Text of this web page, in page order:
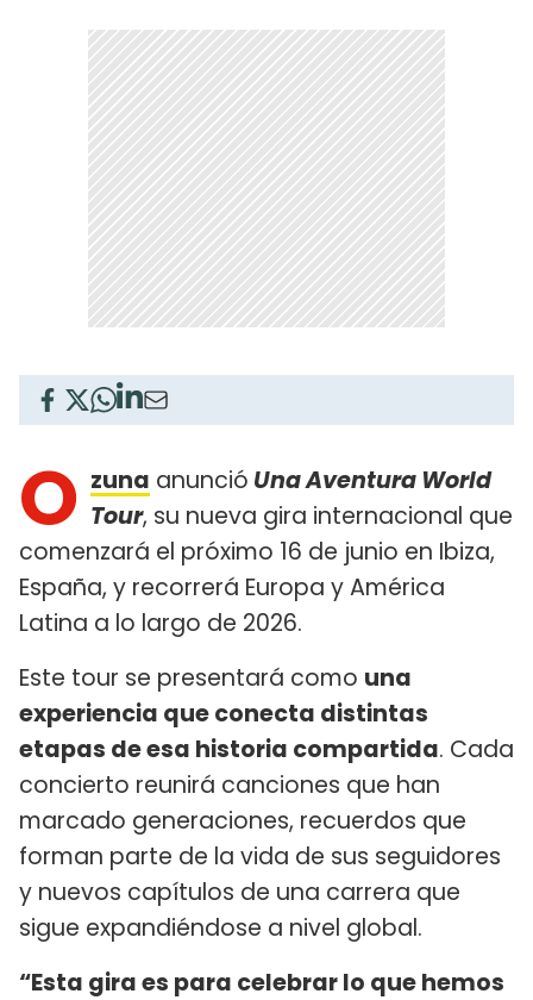
O zuna anunció Una Aventura World
Tour, su nueva gira internacional que
comenzará el próximo 16 de junio en Ibiza,
España, y recorrerá Europa y América
Latina a lo largo de 2026.
Este tour se presentará como una
experiencia que conecta distintas
etapas de esa historia compartida. Cada
concierto reunirá canciones que han
marcado generaciones, recuerdos que
forman parte de la vida de sus seguidores
y nuevos capítulos de una carrera que
sigue expandiéndose a nivel global.
“Esta gira es para celebrar lo que hemos